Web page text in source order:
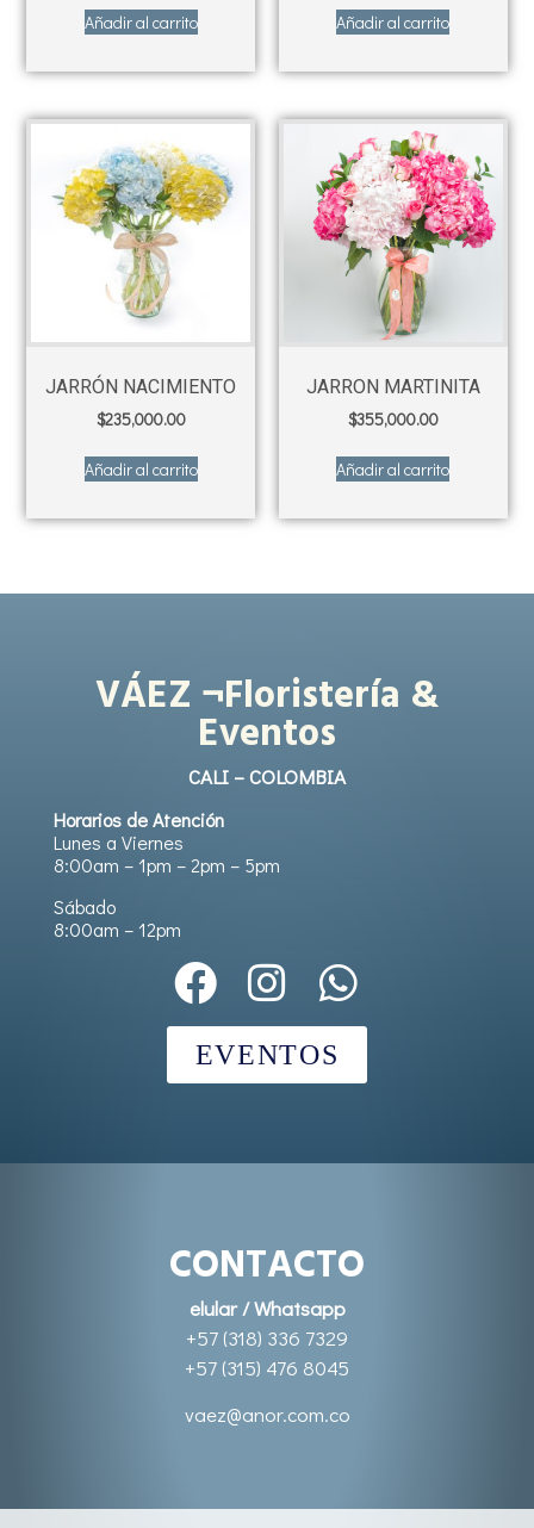
Añadir al carrito Añadir al carrito
JARRÓN NACIMIENTO
$235,000.00
Añadir al carrito
JARRON MARTINITA
$355,000.00
Añadir al carrito
VÁEZ ¬Floristería &
Eventos
CALI – COLOMBIA
Horarios de Atención
Lunes a Viernes
8:00am – 1pm – 2pm – 5pm
Sábado
8:00am – 12pm
EVENTOS
CONTACTO
elular / Whatsapp
+57 (318) 336 7329
+57 (315) 476 8045
vaez@anor.com.co